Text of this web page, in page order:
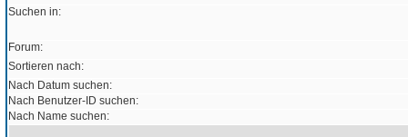
Suchen in:
Forum:
Sortieren nach:
Nach Datum suchen:
Nach Benutzer-ID suchen:
Nach Name suchen: